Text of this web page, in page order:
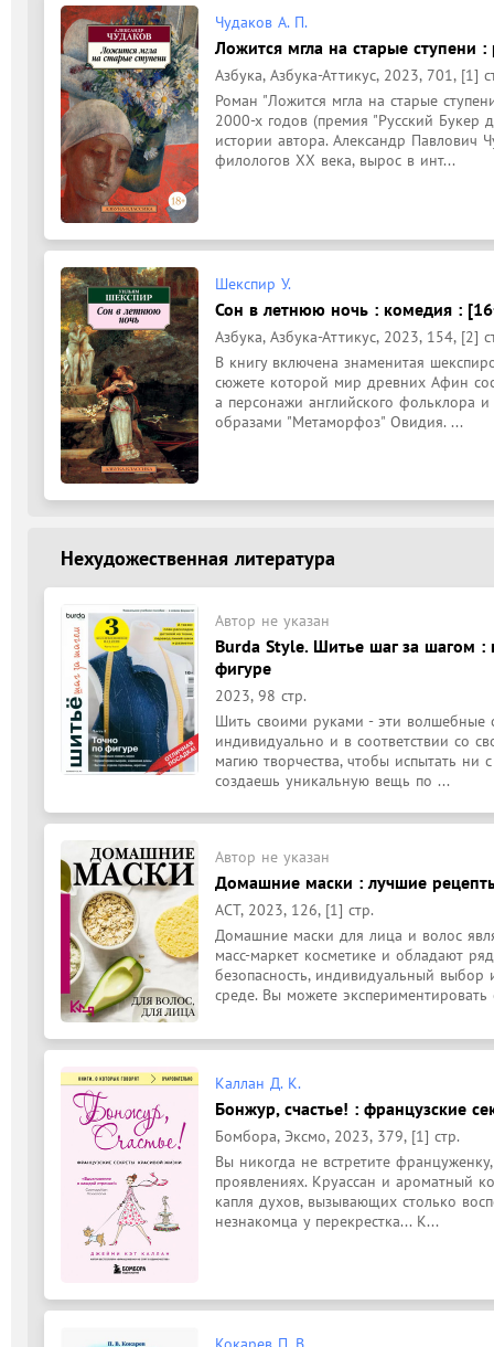
Чудаков А. П.
Ложится мгла на старые ступени
Азбука, Азбука-Аттикус, 2023, 701, [1]
Роман "Ложится мгла на старые
2000-х годов (премия "Русский Букер
истории автора. Александр Павлович
филологов XX века, вырос в инт...
Шекспир У.
Сон в летнюю ночь : комедия :
Азбука, Азбука-Аттикус, 2023, 154, [2]
В книгу включена знаменитая
сюжете которой мир древних Афин
а персонажи английского фольклора
образами "Метаморфоз" Овидия. ...
Нехудожественная литература
Автор не указан
Burda Style. Шитье шаг за шагом :
фигуре
2023, 98 стр.
Шить своими руками - эти волшебные
индивидуально и в соответствии со
магию творчества, чтобы испытать
создаешь уникальную вещь по ...
Автор не указан
Домашние маски : лучшие
АСТ, 2023, 126, [1] стр.
Домашние маски для лица и волос
масс-маркет косметике и обладают
безопасность, индивидуальный
среде. Вы можете экспериментировать
Каллан Д. К.
Бонжур, счастье! : французские
Бомбора, Эксмо, 2023, 379, [1] стр.
Вы никогда не встретите
проявлениях. Круассан и ароматный
капля духов, вызывающих столько
незнакомца у перекрестка... К...